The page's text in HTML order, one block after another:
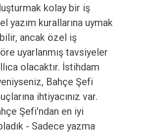
kolay bir iş
yazım kurallarına uymak
ancak özel iş
uyarlanmış tavsiyeler
olacaktır. İstihdam
Bahçe Şefi
ihtiyacınız var.
Şefi'ndan en iyi
- Sadece yazma